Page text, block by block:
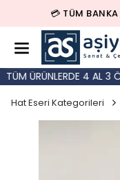
💳 TÜM
TÜM ÜRÜNLERDE 4 AL 3
Hat Eseri Kategorileri